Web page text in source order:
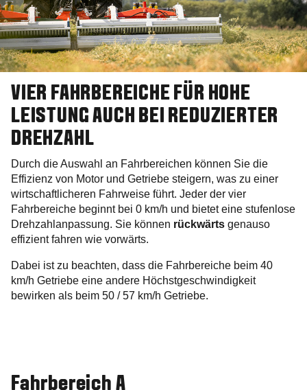
VIER FAHRBEREICHE FÜR HOHE
LEISTUNG AUCH BEI REDUZIERTER
DREHZAHL
Durch die Auswahl an Fahrbereichen können Sie die
Effizienz von Motor und Getriebe steigern, was zu einer
wirtschaftlicheren Fahrweise führt. Jeder der vier
Fahrbereiche beginnt bei 0 km/h und bietet eine stufenlose
Drehzahlanpassung. Sie können rückwärts genauso
effizient fahren wie vorwärts.
Dabei ist zu beachten, dass die Fahrbereiche beim 40
km/h Getriebe eine andere Höchstgeschwindigkeit
bewirken als beim 50 / 57 km/h Getriebe.
Fahrbereich A